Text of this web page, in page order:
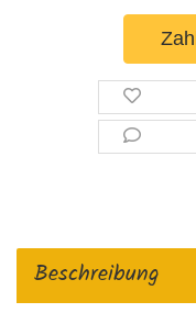
Beschreibung